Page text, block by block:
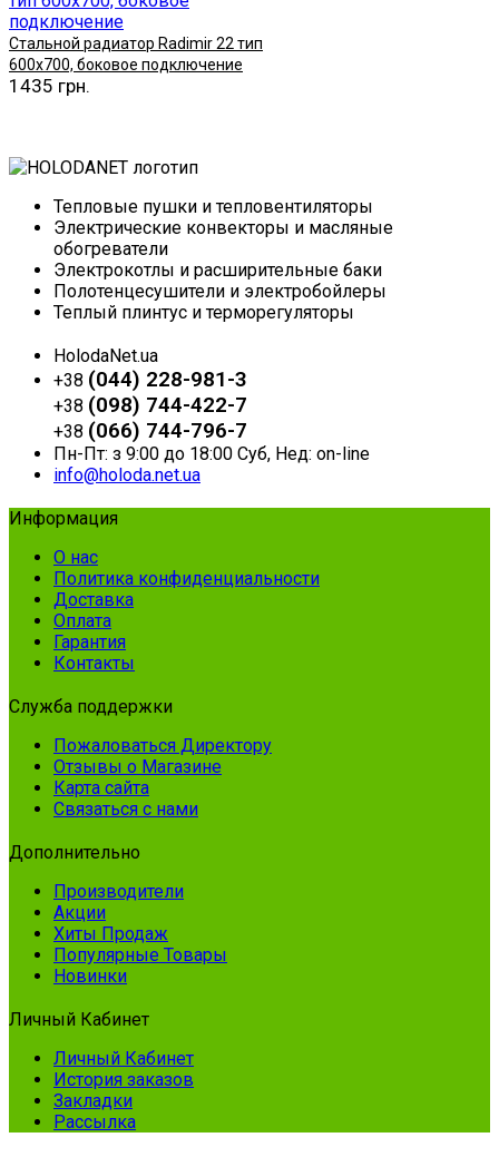
Стальной радиатор Radimir 22 тип
600х700, боковое подключение
1435 грн.
Тепловые пушки и тепловентиляторы
Электрические конвекторы и масляные
обогреватели
Электрокотлы и расширительные баки
Полотенцесушители и электробойлеры
Теплый плинтус и терморегуляторы
HolodaNet.ua
+38 (044) 228-981-3
+38 (098) 744-422-7
+38 (066) 744-796-7
Пн-Пт: з 9:00 до 18:00 Суб, Нед: on-line
info@holoda.net.ua
Информация
О нас
Политика конфиденциальности
Доставка
Оплата
Гарантия
Контакты
Служба поддержки
Пожаловаться Директору
Отзывы о Магазине
Карта сайта
Связаться с нами
Дополнительно
Производители
Акции
Хиты Продаж
Популярные Товары
Новинки
Личный Кабинет
Личный Кабинет
История заказов
Закладки
Рассылка